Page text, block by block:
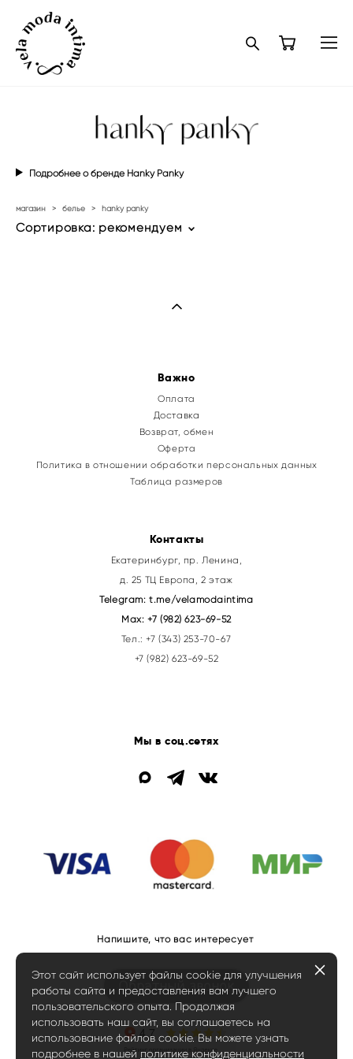
Подробнее о бренде Hanky Panky
магазин > белье > hanky panky
Сортировка: рекомендуем
Важно
Оплата
Доставка
Возврат, обмен
Оферта
Политика в отношении обработки персональных данных
Таблица размеров
Контакты
Екатеринбург, пр. Ленина,
д. 25 ТЦ Европа, 2 этаж
Telegram:t.me/velamodaintima
Max:+7 (982) 623-69-52
Тел.:+7 (343) 253-70-67
+7 (982) 623-69-52
Мы в соц.сетях
Напишите, что вас интересует
Обратный звонок
Этот сайт использует файлы cookie для улучшения
работы сайта и предоставления вам лучшего
пользовательского опыта. Продолжая
использовать наш сайт, вы соглашаетесь на
использование файлов cookie. Вы можете узнать
подробнее в нашей политике конфиденциальности